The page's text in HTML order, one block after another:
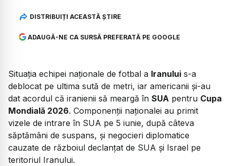
DISTRIBUIȚI ACEASTĂ ȘTIRE
ADAUGĂ-NE CA SURSĂ PREFERATĂ PE GOOGLE
Situația echipei naționale de fotbal a Iranului s-a
deblocat pe ultima sută de metri, iar americanii și-au
dat acordul că iranienii să meargă în SUA pentru Cupa
Mondială 2026. Componenții naționalei au primit
vizele de intrare în SUA pe 5 iunie, după câteva
săptămâni de suspans, și negocieri diplomatice
cauzate de războiul declanțat de SUA și Israel pe
teritoriul Iranului.